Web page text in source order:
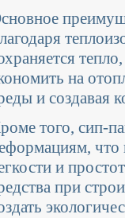
на
и создавая
того, сип-
что
и
при